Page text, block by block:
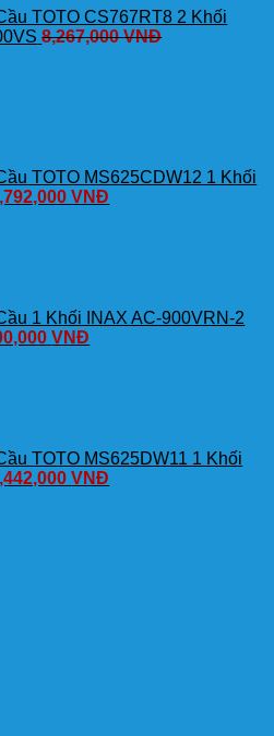
TOTO CS767RT8 2 Khối
8,267,000VNĐ
TOTO MS625CDW12 1 Khối
VNĐ
1 Khối INAX AC-900VRN-2
VNĐ
TOTO MS625DW11 1 Khối
VNĐ